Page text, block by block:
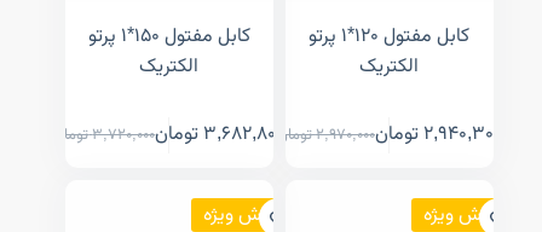
کابل مفتول ۱۲۰*۱ پرتو
الکتریک
2,970,000تومان 2,940,300 تومان
کابل مفتول ۱۵۰*۱ پرتو
الکتریک
3,720,000تومان 3,682,800 تومان
فروش ویژه فروش ویژه